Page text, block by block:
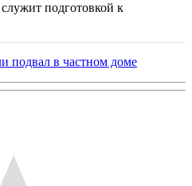
служит подготовкой к
подвал в частном доме